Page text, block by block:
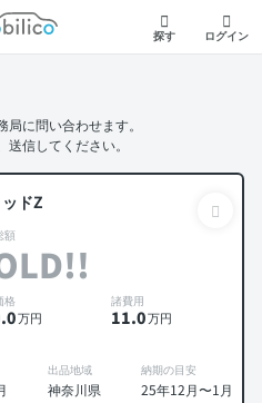
モビリコ
探す ログイン
に問い合わせます。
信してください。
ドZ
額
格
.0万円
諸費用
11.0万円
出品地域
神奈川県
納期の目安
25年12月〜1月